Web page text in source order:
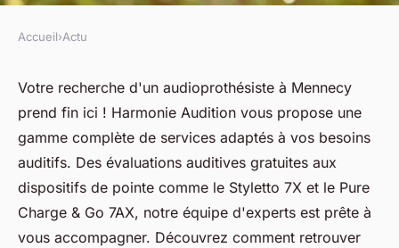
Votre audioprothésiste à
mennecy : découvrez nos
services !
fabienne•9 avril 2025• 6 min de lecture
Accueil›Actu
Votre recherche d'un audioprothésiste à Mennecy
prend fin ici ! Harmonie Audition vous propose une
gamme complète de services adaptés à vos besoins
auditifs. Des évaluations auditives gratuites aux
dispositifs de pointe comme le Styletto 7X et le Pure
Charge & Go 7AX, notre équipe d'experts est prête à
vous accompagner. Découvrez comment retrouver